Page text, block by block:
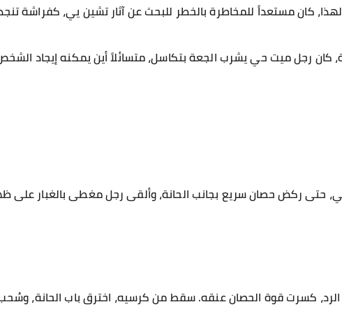
كان مستعداً للمخاطرة بالخطر للبحث عن آثار تشين يي، كفراشة
كان رجل ميت حي يشرب الجعة بتكاسل، متسائلاً أين يمكنه إيجاد
حتى ركض حصان سريع بجانب الحانة، وألقى رجل مغطى بالغبار
كسرت قوة الحصان عنقه. سقط من كرسيه، اخترق باب الحانة،